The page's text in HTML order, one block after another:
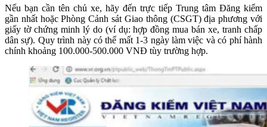
Nếu bạn cần tên chủ xe, hãy đến trực tiếp Trung tâm Đăng kiểm
gần nhất hoặc Phòng Cảnh sát Giao thông (CSGT) địa phương với
giấy tờ chứng minh lý do (ví dụ: hợp đồng mua bán xe, tranh chấp
dân sự). Quy trình này có thể mất 1-3 ngày làm việc và có phí hành
chính khoảng 100.000-500.000 VNĐ tùy trường hợp.